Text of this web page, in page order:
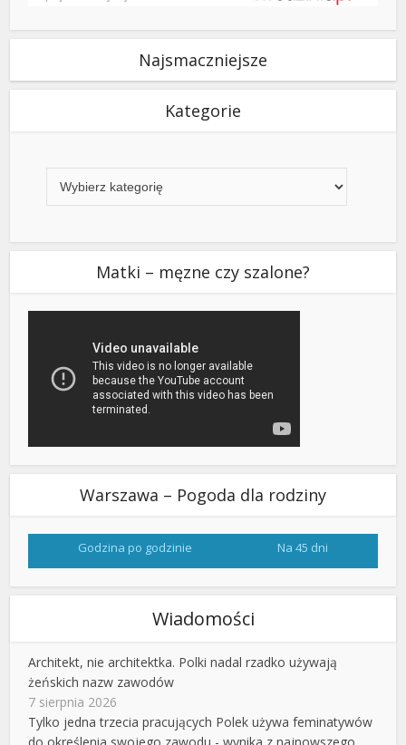
Najsmaczniejsze
Kategorie
Matki – męzne czy szalone?
Warszawa – Pogoda dla rodziny
Godzina po godzinie Na 45 dni
Wiadomości
Architekt, nie architektka. Polki nadal rzadko używają
żeńskich nazw zawodów
7 sierpnia 2026
Tylko jedna trzecia pracujących Polek używa feminatywów